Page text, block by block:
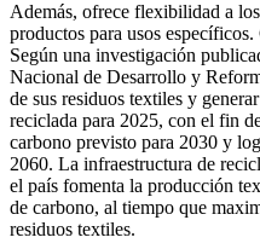
Además, ofrece flexibilidad a
productos para usos
Según una investigación
Nacional de Desarrollo y
de sus residuos textiles y
reciclada para 2025, con el fin
carbono previsto para 2030 y
2060. La infraestructura de
el país fomenta la producción
de carbono, al tiempo que
residuos textiles.